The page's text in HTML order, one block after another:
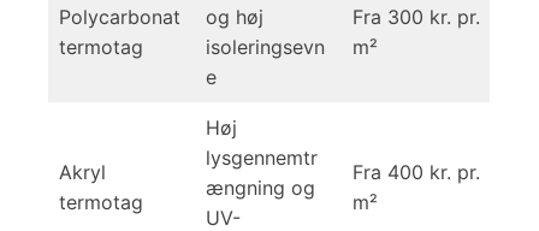
Polycarbonat
termotag
og høj
isoleringsevn
e
Fra 300 kr. pr.
m²
Akryl
termotag
Høj
lysgennemtr
ængning og
UV-
Fra 400 kr. pr.
m²